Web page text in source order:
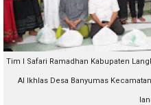
Tim I Safari Ramadhan Kabupaten
Al Ikhlas Desa Banyumas